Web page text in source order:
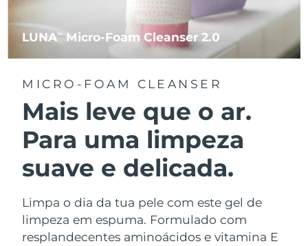
LUNATM Micro-Foam Cleanser 2.0
MICRO-FOAM CLEANSER
Mais leve que o ar.
Para uma limpeza
suave e delicada.
Limpa o dia da tua pele com este gel de
limpeza em espuma. Formulado com
resplandecentes aminoácidos e vitamina E